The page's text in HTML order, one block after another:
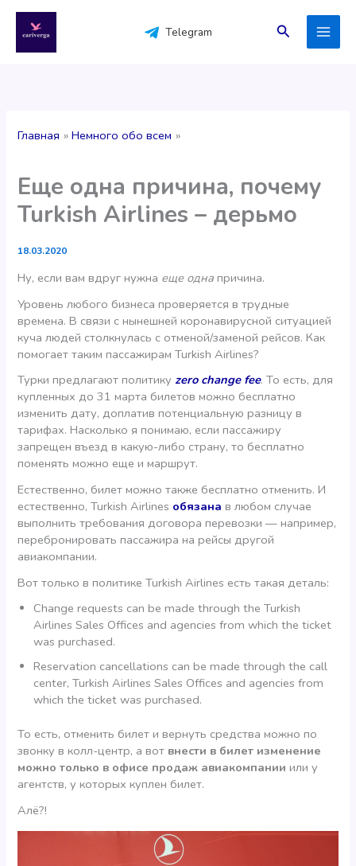
содержимому
Telegram Поиск
Главная Немного обо всем
Еще одна причина, почему
Turkish Airlines – дерьмо
18.03.2020
Ну, если вам вдруг нужна еще однапричина.
Уровень любого бизнеса проверяется в трудные
времена. В связи с нынешней коронавирусной ситуацией
куча людей столкнулась с отменой/заменой рейсов. Как
помогает таким пассажирам Turkish Airlines?
Турки предлагают политикуzero change fee. То есть, для
купленных до 31 марта билетов можно бесплатно
изменить дату, доплатив потенциальную разницу в
тарифах. Насколько я понимаю, если пассажиру
запрещен въезд в какую-либо страну, то бесплатно
поменять можно еще и маршрут.
Естественно, билет можно также бесплатно отменить. И
естественно, Turkish Airlines обязана в любом случае
выполнить требования договора перевозки — например,
перебронировать пассажира на рейсы другой
авиакомпании.
Вот только в политике Turkish Airlines есть такая деталь:
Change requests can be made through the Turkish
Airlines Sales Offices and agencies from which the ticket
was purchased.
Reservation cancellations can be made through the call
center, Turkish Airlines Sales Offices and agencies from
which the ticket was purchased.
То есть, отменить билет и вернуть средства можно по
звонку в колл-центр, а вот внести в билет изменение
можно только в офисе продаж авиакомпании или у
агентств, у которых куплен билет.
Алё?!